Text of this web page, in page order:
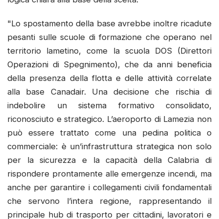
"Lo spostamento della base avrebbe inoltre ricadute
pesanti sulle scuole di formazione che operano nel
territorio lametino, come la scuola DOS (Direttori
Operazioni di Spegnimento), che da anni beneficia
della presenza della flotta e delle attività correlate
alla base Canadair. Una decisione che rischia di
indebolire un sistema formativo consolidato,
riconosciuto e strategico. L’aeroporto di Lamezia non
può essere trattato come una pedina politica o
commerciale: è un’infrastruttura strategica non solo
per la sicurezza e la capacità della Calabria di
rispondere prontamente alle emergenze incendi, ma
anche per garantire i collegamenti civili fondamentali
che servono l’intera regione, rappresentando il
principale hub di trasporto per cittadini, lavoratori e